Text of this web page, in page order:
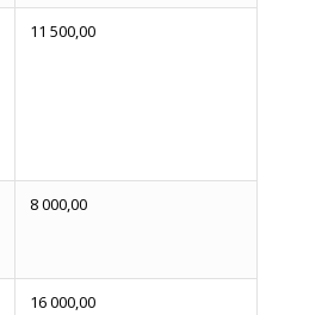
11 500,00
8 000,00
16 000,00